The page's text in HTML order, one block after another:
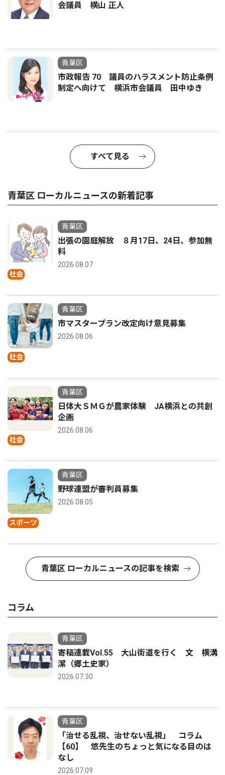
会議員 横山 正人
青葉区
市政報告 70 議員のハラスメント防止条例
制定へ向けて 横浜市会議員 田中ゆき
すべて見る
青葉区 ローカルニュースの新着記事
社会
青葉区
出張の園庭解放 ８月17日、24日、参加無
料
2026.08.07
社会
青葉区
市マスタープラン改定向け意見募集
2026.08.06
社会
青葉区
日体大ＳＭＧが農家体験 JA横浜との共創
企画
2026.08.06
スポーツ
青葉区
野球連盟が審判員募集
2026.08.05
青葉区 ローカルニュースの記事を検索
コラム
青葉区
寄稿連載Vol.55 大山街道を行く 文 横溝
潔（郷土史家）
2026.07.30
青葉区
「治せる乱視、治せない乱視」 コラム
【60】 悠先生のちょっと気になる目のは
なし
2026.07.09